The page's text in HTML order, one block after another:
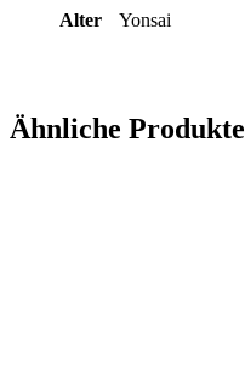
Alter Yonsai
Ähnliche Produkte